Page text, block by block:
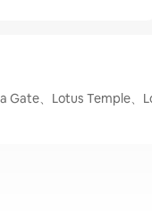
Gate、Lotus Temple、